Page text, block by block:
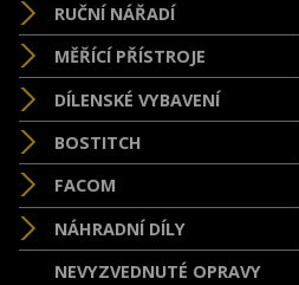
RUČNÍ NÁŘADÍ
MĚŘÍCÍ PŘÍSTROJE
DÍLENSKÉ VYBAVENÍ
BOSTITCH
FACOM
NÁHRADNÍ DÍLY
NEVYZVEDNUTÉ OPRAVY